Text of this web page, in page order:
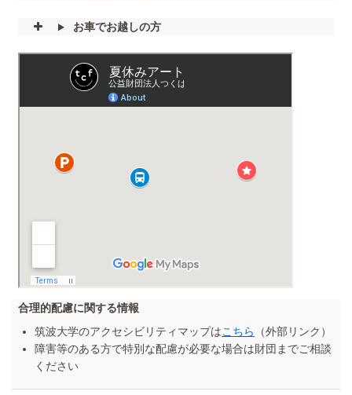
お車でお越しの方
合理的配慮に関する情報
筑波大学のアクセシビリティマップはこちら
（外部リンク）
障害等のある方で特別な配慮が必要な場合は財団までご相談
ください